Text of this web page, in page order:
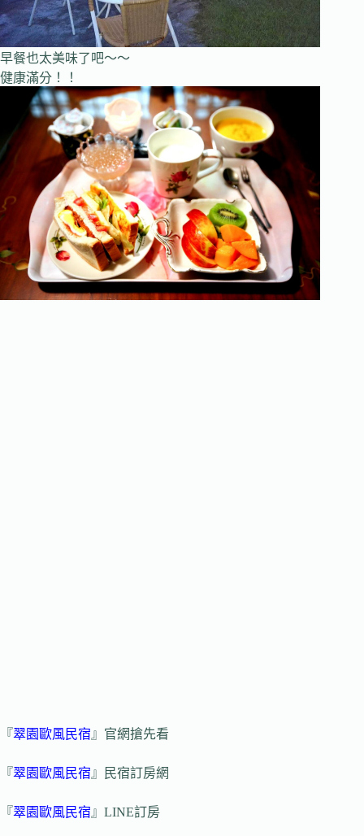
早餐也太美味了吧～～
健康滿分！！
『翠園歐風民宿 』官網搶先看
『翠園歐風民宿 』民宿訂房網
『翠園歐風民宿 』LINE訂房